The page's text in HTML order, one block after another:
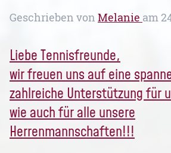
Geschrieben von Melanie am
Liebe Tennisfreunde,
wir freuen uns auf eine
zahlreiche Unterstützung für
wie auch für alle unsere
Herrenmannschaften!!!